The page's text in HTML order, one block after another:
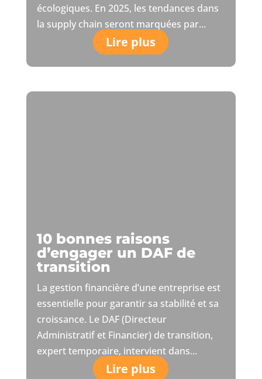
écologiques. En 2025, les tendances dans
la supply chain seront marquées par...
Lire plus
10 bonnes raisons
d’engager un DAF de
transition
La gestion financière d’une entreprise est
essentielle pour garantir sa stabilité et sa
croissance. Le DAF (Directeur
Administratif et Financier) de transition,
expert temporaire, intervient dans...
Lire plus